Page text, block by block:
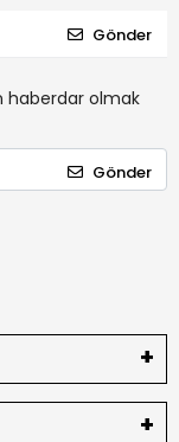
Gönder
haberdar olmak
Gönder